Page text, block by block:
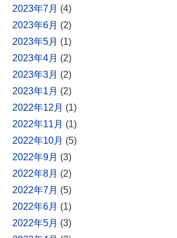
2023年7月 (4)
2023年6月 (2)
2023年5月 (1)
2023年4月 (2)
2023年3月 (2)
2023年1月 (2)
2022年12月 (1)
2022年11月 (1)
2022年10月 (5)
2022年9月 (3)
2022年8月 (2)
2022年7月 (5)
2022年6月 (1)
2022年5月 (3)